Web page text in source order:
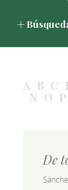
A B C
N O P
De